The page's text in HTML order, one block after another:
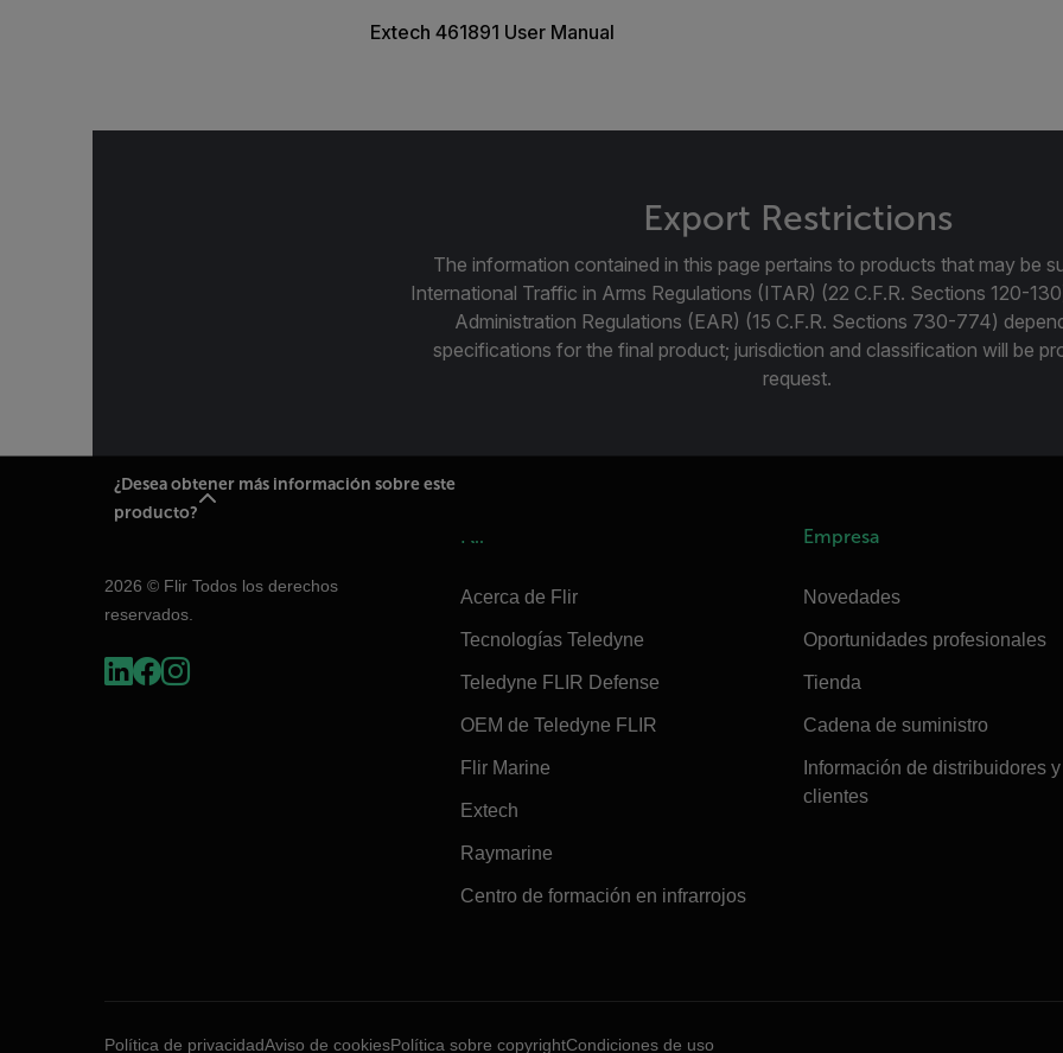
Extech 461891 User Manual
Export Restrictions
The information contained in this page pertains to products that may be
International Traffic in Arms Regulations (ITAR) (22 C.F.R. Sections 120-
Administration Regulations (EAR) (15 C.F.R. Sections 730-774)
specifications for the final product; jurisdiction and classification will be
request.
¿Desea obtener más información sobre este
producto?
2026 © Flir Todos los derechos
reservados.
Flir
Acerca de Flir
Tecnologías Teledyne
Teledyne FLIR Defense
OEM de Teledyne FLIR
Flir Marine
Extech
Raymarine
Centro de formación en infrarrojos
Empresa
Novedades
Oportunidades profesionales
Tienda
Cadena de suministro
Información de distribuidores y
clientes
Política de privacidadAviso de cookiesPolítica sobre copyrightCondiciones de uso